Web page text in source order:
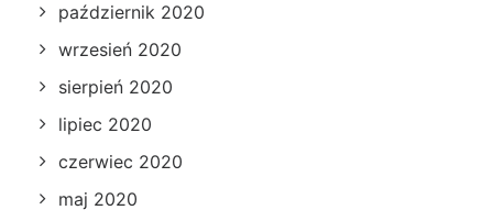
październik 2020
wrzesień 2020
sierpień 2020
lipiec 2020
czerwiec 2020
maj 2020